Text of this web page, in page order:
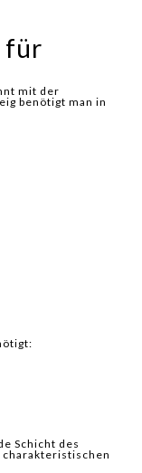
für
mit der
benötigt man in
Schicht des